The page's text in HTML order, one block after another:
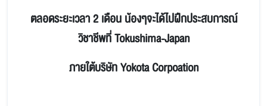
ตลอดระยะเวลา 2 เดือน น้องๆจะได้ไปฝึกประสบการณ์
วิชาชีพที่ Tokushima-Japan
ภายใต้บริษัท Yokota Corpoation